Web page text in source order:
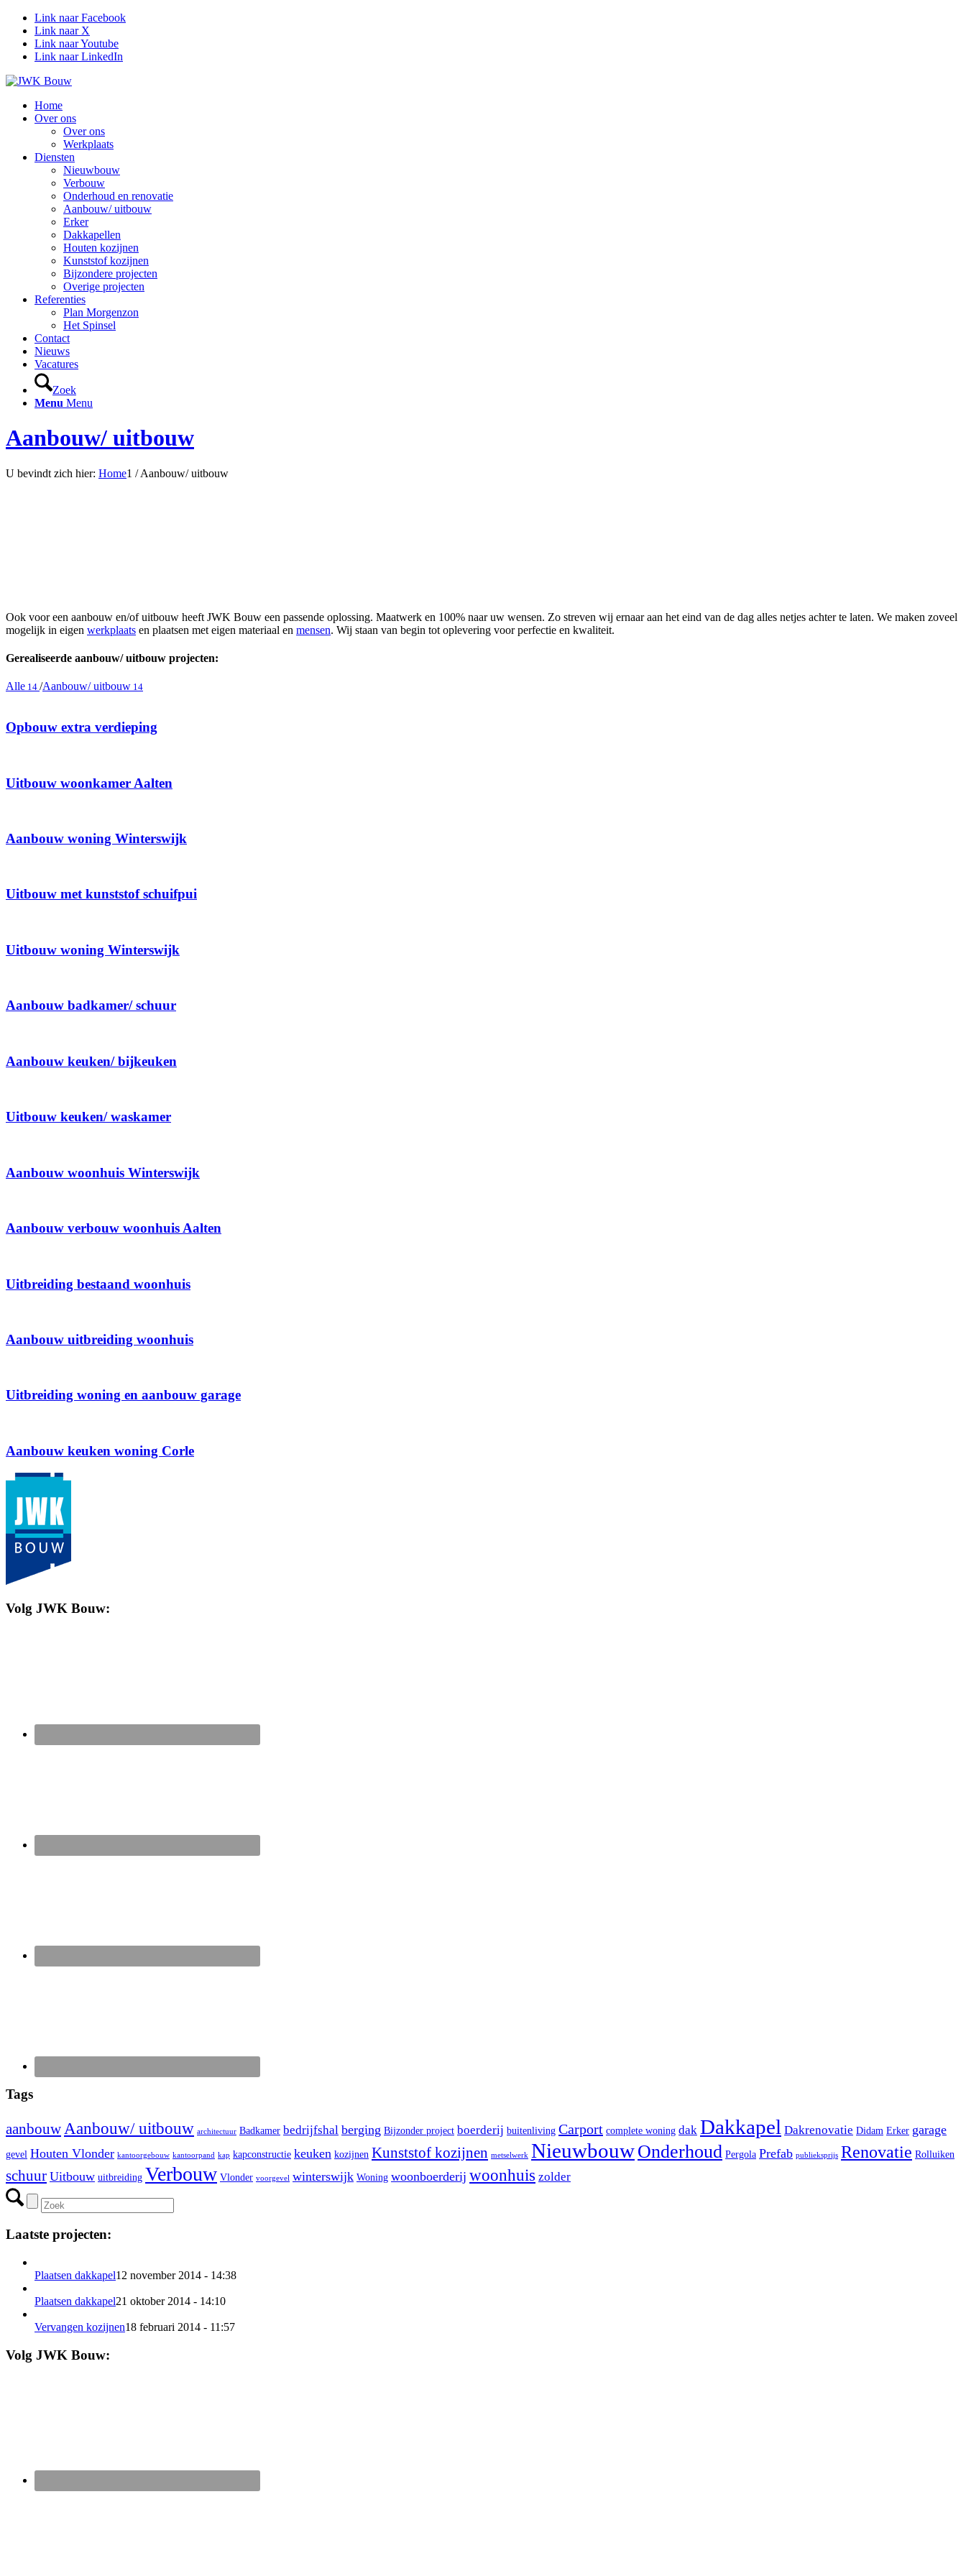
Link naar Facebook
Link naar X
Link naar Youtube
Link naar LinkedIn
Home
Over ons
Over ons
Werkplaats
Diensten
Nieuwbouw
Verbouw
Onderhoud en renovatie
Aanbouw/ uitbouw
Erker
Dakkapellen
Houten kozijnen
Kunststof kozijnen
Bijzondere projecten
Overige projecten
Referenties
Plan Morgenzon
Het Spinsel
Contact
Nieuws
Vacatures
Zoek
Menu Menu
Aanbouw/ uitbouw
U bevindt zich hier: Home1 / Aanbouw/ uitbouw
Ook voor een aanbouw en/of uitbouw heeft JWK Bouw een passende oplossing. Maatwerk en 100% naar uw wensen. Zo streven wij ernaar aan het eind van de dag alles netjes achter te laten. We maken zoveel
mogelijk in eigen werkplaats en plaatsen met eigen materiaal en mensen. Wij staan van begin tot oplevering voor perfectie en kwaliteit.
Gerealiseerde aanbouw/ uitbouw projecten:
Alle 14 /Aanbouw/ uitbouw 14
Opbouw extra verdieping
Uitbouw woonkamer Aalten
Aanbouw woning Winterswijk
Uitbouw met kunststof schuifpui
Uitbouw woning Winterswijk
Aanbouw badkamer/ schuur
Aanbouw keuken/ bijkeuken
Uitbouw keuken/ waskamer
Aanbouw woonhuis Winterswijk
Aanbouw verbouw woonhuis Aalten
Uitbreiding bestaand woonhuis
Aanbouw uitbreiding woonhuis
Uitbreiding woning en aanbouw garage
Aanbouw keuken woning Corle
Volg JWK Bouw:
Tags
aanbouwAanbouw/ uitbouw architectuur Badkamer bedrijfshal berging Bijzonder project boerderij buitenliving Carport complete woning dak Dakkapel Dakrenovatie Didam Erker garage
gevel Houten Vlonder kantoorgebouw kantoorpand kap kapconstructie keuken kozijnen Kunststof kozijnen metselwerk NieuwbouwOnderhoud Pergola Prefab publieksprijs Renovatie Rolluiken
schuur Uitbouw uitbreiding Verbouw Vlonder voorgevel winterswijk Woning woonboerderij woonhuis zolder
Laatste projecten:
Plaatsen dakkapel12 november 2014 - 14:38
Plaatsen dakkapel21 oktober 2014 - 14:10
Vervangen kozijnen18 februari 2014 - 11:57
Volg JWK Bouw: